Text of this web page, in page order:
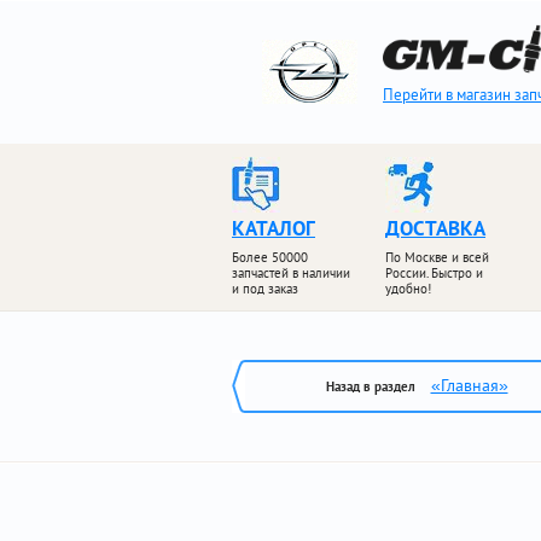
Перейти в магазин
КАТАЛОГ
Более 50000
запчастей в наличии
и под заказ
ДОСТАВКА
По Москве и всей
России. Быстро и
удобно!
Назад в раздел «Главная»